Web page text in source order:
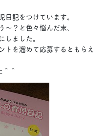
記をつけています。
？と色々悩んだ末、
ました。
トを溜めて応募するともらえ
＾